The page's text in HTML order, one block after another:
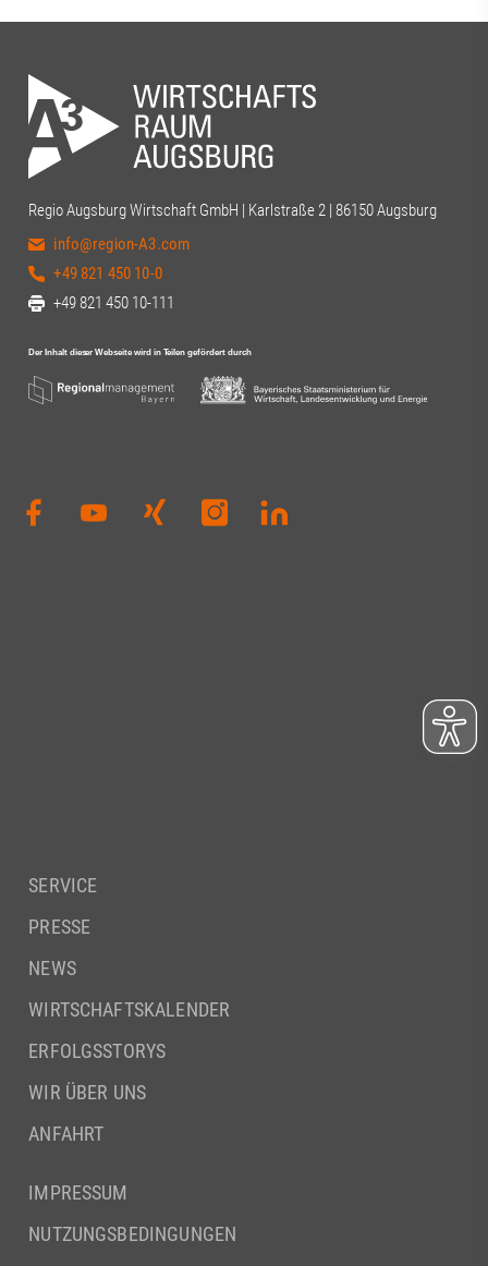
Regio Augsburg Wirtschaft GmbH | Karlstraße 2 | 86150 Augsburg
info@region-A3.com
+49 821 450 10-0
+49 821 450 10-111
SERVICE
PRESSE
NEWS
WIRTSCHAFTSKALENDER
ERFOLGSSTORYS
WIR ÜBER UNS
ANFAHRT
IMPRESSUM
NUTZUNGSBEDINGUNGEN